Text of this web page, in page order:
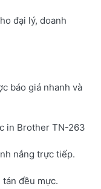
đại lý, doanh
báo giá nhanh và
in Brother TN-263
nắng trực tiếp.
đều mực.